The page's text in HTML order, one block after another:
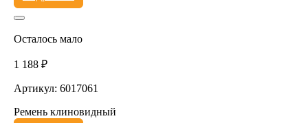
Осталось мало
1 188 ₽
Артикул: 6017061
Ремень клиновидный